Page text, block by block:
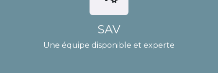
SAV
Une équipe disponible et experte